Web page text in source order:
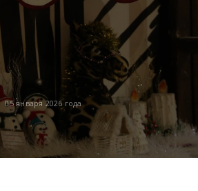
05 января 2026 года